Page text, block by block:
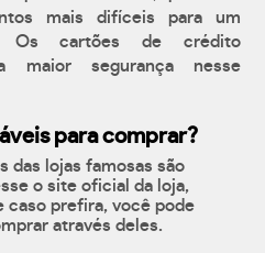
mais difíceis para um
Os cartões de crédito
maior segurança nesse
para comprar?
das lojas famosas são
o site oficial da loja,
caso prefira, você pode
através deles.